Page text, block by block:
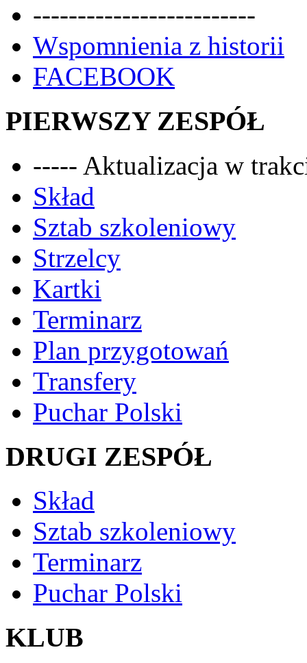
-------------------------
Wspomnienia z historii
FACEBOOK
PIERWSZY ZESPÓŁ
----- Aktualizacja w
Skład
Sztab szkoleniowy
Strzelcy
Kartki
Terminarz
Plan przygotowań
Transfery
Puchar Polski
DRUGI ZESPÓŁ
Skład
Sztab szkoleniowy
Terminarz
Puchar Polski
KLUB